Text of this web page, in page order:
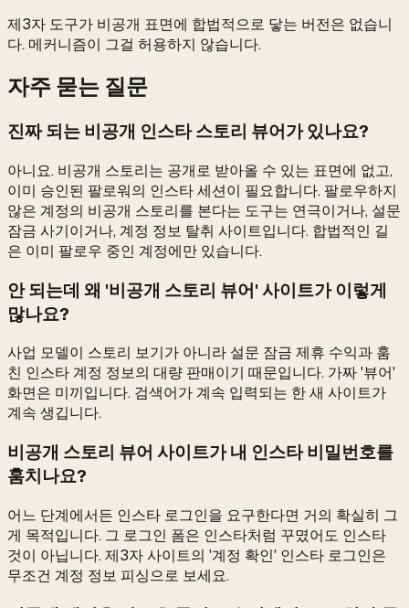
제3자 도구가 비공개 표면에 합법적으로 닿는 버전은 없습니
다. 메커니즘이 그걸 허용하지 않습니다.
자주 묻는 질문
진짜 되는 비공개 인스타 스토리 뷰어가 있나요?
아니요. 비공개 스토리는 공개로 받아올 수 있는 표면에 없고,
이미 승인된 팔로워의 인스타 세션이 필요합니다. 팔로우하지
않은 계정의 비공개 스토리를 본다는 도구는 연극이거나, 설문
잠금 사기이거나, 계정 정보 탈취 사이트입니다. 합법적인 길
은 이미 팔로우 중인 계정에만 있습니다.
안 되는데 왜 '비공개 스토리 뷰어' 사이트가 이렇게
많나요?
사업 모델이 스토리 보기가 아니라 설문 잠금 제휴 수익과 훔
친 인스타 계정 정보의 대량 판매이기 때문입니다. 가짜 '뷰어'
화면은 미끼입니다. 검색어가 계속 입력되는 한 새 사이트가
계속 생깁니다.
비공개 스토리 뷰어 사이트가 내 인스타 비밀번호를
훔치나요?
어느 단계에서든 인스타 로그인을 요구한다면 거의 확실히 그
게 목적입니다. 그 로그인 폼은 인스타처럼 꾸몄어도 인스타
것이 아닙니다. 제3자 사이트의 '계정 확인' 인스타 로그인은
무조건 계정 정보 피싱으로 보세요.